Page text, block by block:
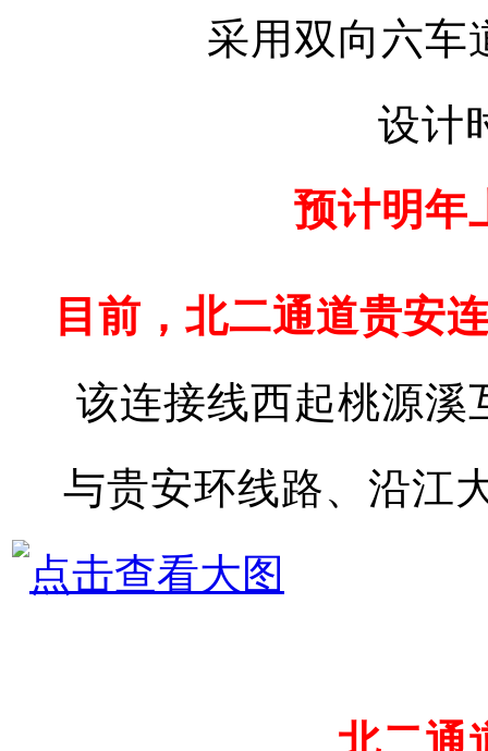
采用双向六车
设计
预计明年
目前，北二通道贵安
该连接线西起桃源
与贵安环线路、沿江